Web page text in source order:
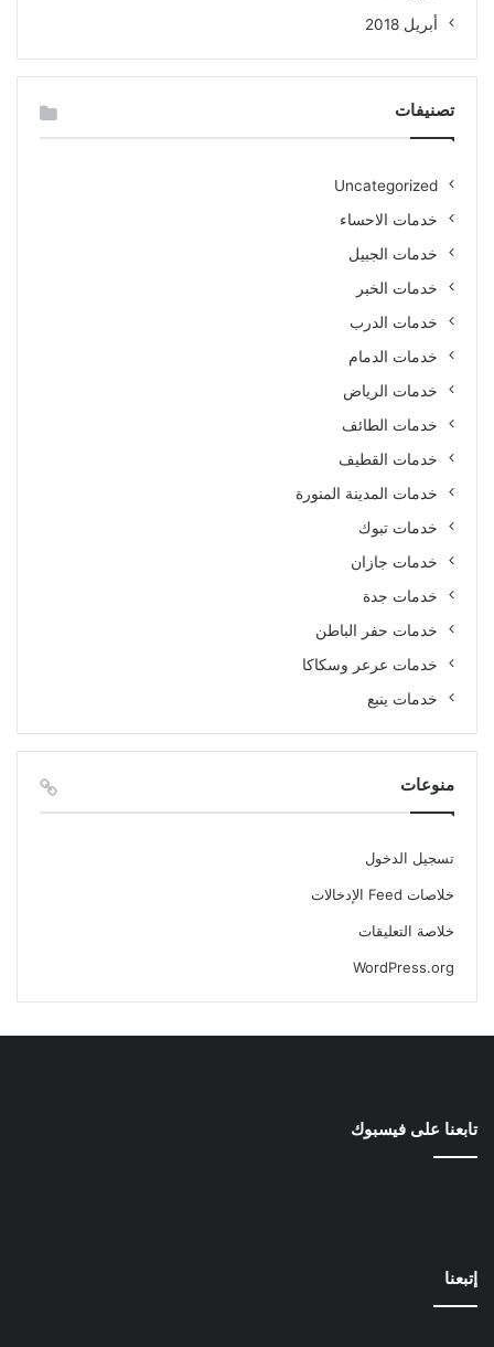
أبريل 2018
تصنيفات
Uncategorized
خدمات الاحساء
خدمات الجبيل
خدمات الخبر
خدمات الدرب
خدمات الدمام
خدمات الرياض
خدمات الطائف
خدمات القطيف
خدمات المدينة المنورة
خدمات تبوك
خدمات جازان
خدمات جدة
خدمات حفر الباطن
خدمات عرعر وسكاكا
خدمات ينبع
منوعات
تسجيل الدخول
خلاصات Feed الإدخالات
خلاصة التعليقات
WordPress.org
تابعنا على فيسبوك
إتبعنا